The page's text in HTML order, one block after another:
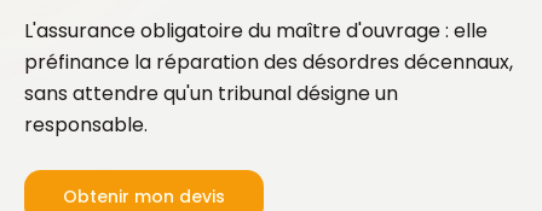
L'assurance obligatoire du maître d'ouvrage : elle
préfinance la réparation des désordres décennaux,
sans attendre qu'un tribunal désigne un
responsable.
Obtenir mon devis